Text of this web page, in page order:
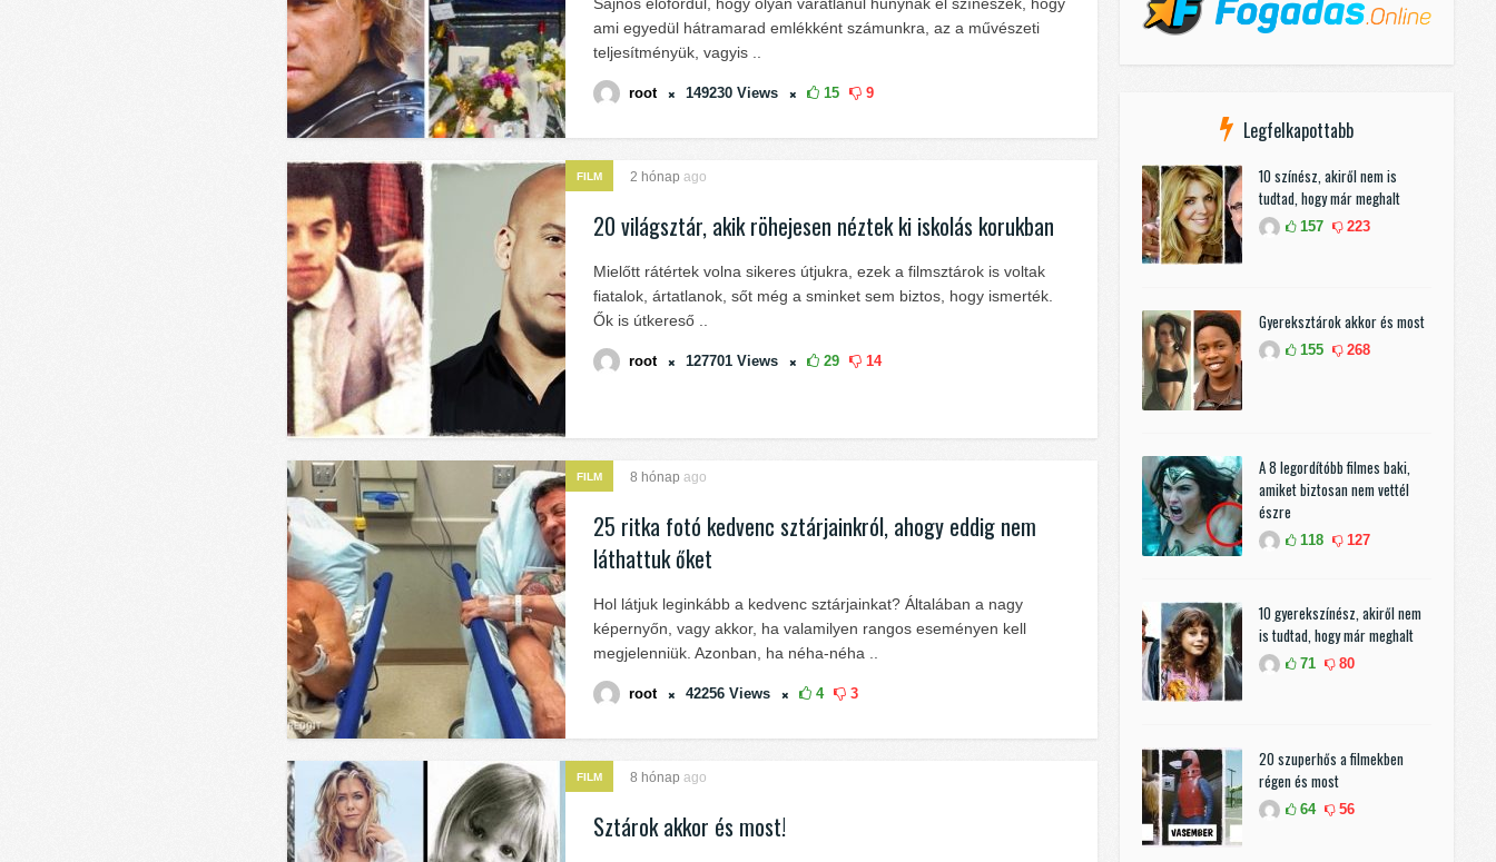
ami egyedül hátramarad emlékként számunkra, az a művészeti
teljesítményük, vagyis ..
root 149230 Views 15 9
FILM 2 hónap ago
20 világsztár, akik röhejesen néztek ki iskolás korukban
Mielőtt rátértek volna sikeres útjukra, ezek a filmsztárok is voltak
fiatalok, ártatlanok, sőt még a sminket sem biztos, hogy ismerték.
Ők is útkereső ..
root 127701 Views 29 14
FILM 8 hónap ago
25 ritka fotó kedvenc sztárjainkról, ahogy eddig nem
láthattuk őket
Hol látjuk leginkább a kedvenc sztárjainkat? Általában a nagy
képernyőn, vagy akkor, ha valamilyen rangos eseményen kell
megjelenniük. Azonban, ha néha-néha ..
root 42256 Views 4 3
FILM 8 hónap ago
Sztárok akkor és most!
Legfelkapottabb
10 színész, akiről nem is
tudtad, hogy már meghalt
157 223
Gyereksztárok akkor és most
155 268
A 8 legordítóbb filmes baki,
amiket biztosan nem vettél
észre
118 127
10 gyerekszínész, akiről nem
is tudtad, hogy már meghalt
71 80
20 szuperhős a filmekben
régen és most
64 56